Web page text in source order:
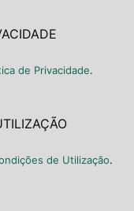
de Privacidade.
de Utilização.